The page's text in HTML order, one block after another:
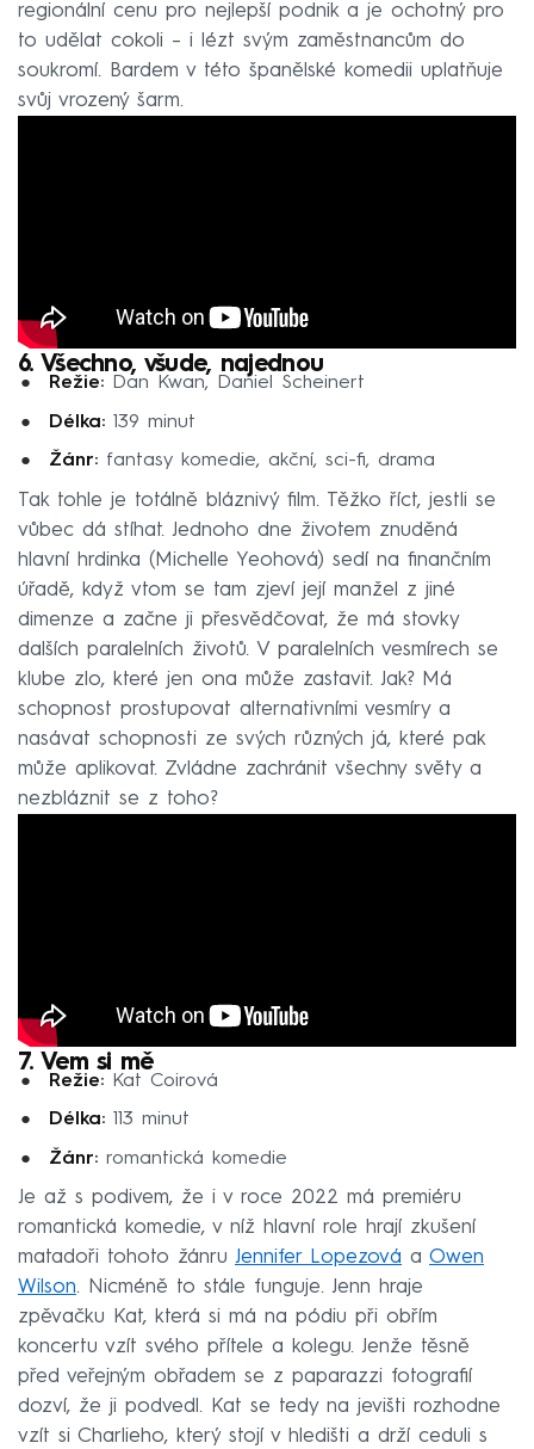
regionální cenu pro nejlepší podnik a je ochotný pro
to udělat cokoli – i lézt svým zaměstnancům do
soukromí. Bardem v této španělské komedii uplatňuje
svůj vrozený šarm.
6. Všechno, všude, najednou
Režie:Dan Kwan, Daniel Scheinert
Délka:139 minut
Žánr:fantasy komedie, akční, sci-fi, drama
Tak tohle je totálně bláznivý film. Těžko říct, jestli se
vůbec dá stíhat. Jednoho dne životem znuděná
hlavní hrdinka (Michelle Yeohová) sedí na finančním
úřadě, když vtom se tam zjeví její manžel z jiné
dimenze a začne ji přesvědčovat, že má stovky
dalších paralelních životů. V paralelních vesmírech se
klube zlo, které jen ona může zastavit. Jak? Má
schopnost prostupovat alternativními vesmíry a
nasávat schopnosti ze svých různých já, které pak
může aplikovat. Zvládne zachránit všechny světy a
nezbláznit se z toho?
7. Vem si mě
Režie:Kat Coirová
Délka:113 minut
Žánr:romantická komedie
Je až s podivem, že i v roce 2022 má premiéru
romantická komedie, v níž hlavní role hrají zkušení
matadoři tohoto žánru Jennifer Lopezová a Owen
Wilson. Nicméně to stále funguje. Jenn hraje
zpěvačku Kat, která si má na pódiu při obřím
koncertu vzít svého přítele a kolegu. Jenže těsně
před veřejným obřadem se z paparazzi fotografií
dozví, že ji podvedl. Kat se tedy na jevišti rozhodne
vzít si Charlieho, který stojí v hledišti a drží ceduli s